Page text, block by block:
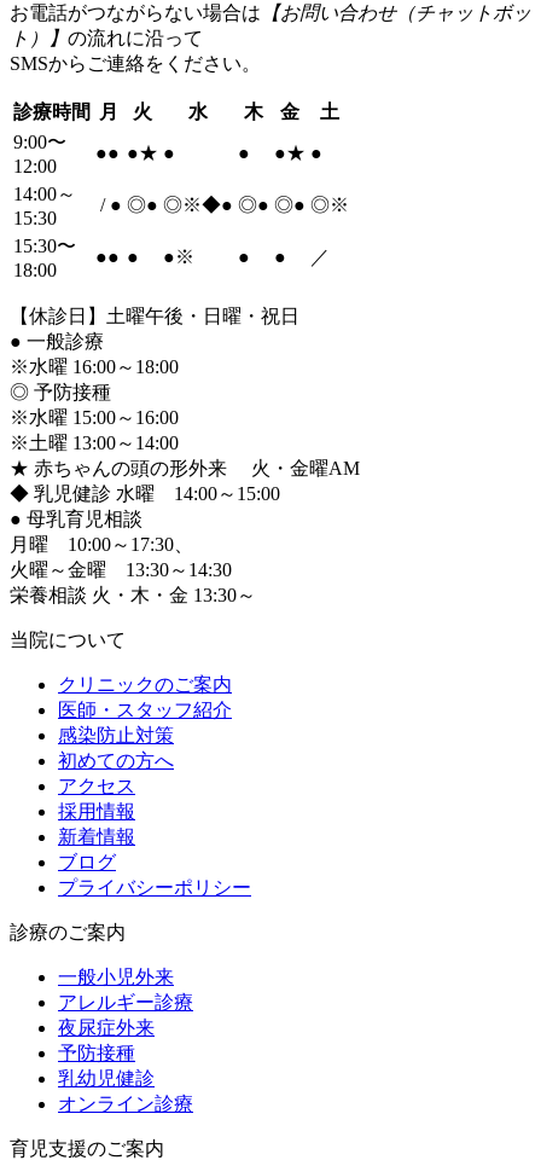
お電話がつながらない場合は 【お問い合わせ（チャットボッ
ト）】 の流れに沿って
SMSからご連絡をください。
診療時間 月 火 水 木 金
土
9:00〜
12:00
●● ●★ ● ● ●★ ●
14:00～
15:30
/ ● ◎● ◎※◆● ◎● ◎● ◎※
15:30〜
18:00
●● ● ●※ ● ● ／
【休診日】土曜午後・日曜・祝日
● 一般診療
※水曜 16:00～18:00
◎ 予防接種
※水曜 15:00～16:00
※土曜 13:00～14:00
★ 赤ちゃんの頭の形外来 火・金曜AM
◆ 乳児健診 水曜 14:00～15:00
● 母乳育児相談
月曜 10:00～17:30、
火曜～金曜 13:30～14:30
栄養相談 火・木・金 13:30～
当院について
クリニックのご案内
医師・スタッフ紹介
感染防止対策
初めての方へ
アクセス
採用情報
新着情報
ブログ
プライバシーポリシー
診療のご案内
一般小児外来
アレルギー診療
夜尿症外来
予防接種
乳幼児健診
オンライン診療
育児支援のご案内